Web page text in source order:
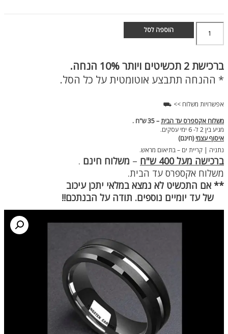
כמות
טבעת
לגבר
הוספה לסל
ברכישת
* ההנחה תתבצע אוטומטית על כל הסל.
אפשרויות משלוח >> ⛟
משלוח אקספרס עד הבית– 35 ש"ח .
מגיע בין 2 ל- 6 ימי עסקים.
איסוף עצמי(חינם)
נתניה | קריית ים – בתיאום מראש.
ברכישה מעל 400 ש"ח – משלוח חינם .
משלוח אקספרס עד הבית.
** אם התכשיט לא נמצא במלאי יתכן עיכוב
של עד יומיים נוספים. תודה על הבנתכם!!